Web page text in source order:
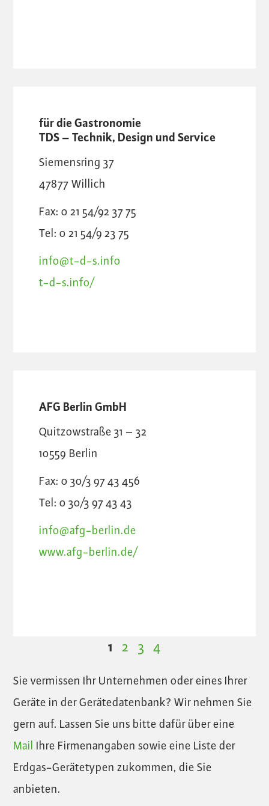
für die Gastronomie
TDS – Technik, Design und Service
Siemensring 37
47877 Willich
Fax: 0 21 54/92 37 75
Tel: 0 21 54/9 23 75
info@t-d-s.info
t-d-s.info/
AFG Berlin GmbH
Quitzowstraße 31 – 32
10559 Berlin
Fax: 0 30/3 97 43 456
Tel: 0 30/3 97 43 43
info@afg-berlin.de
www.afg-berlin.de/
1 2 3 4
Sie vermissen Ihr Unternehmen oder eines Ihrer
Geräte in der Gerätedatenbank? Wir nehmen Sie
gern auf. Lassen Sie uns bitte dafür über eine
Mail
Ihre Firmenangaben sowie eine Liste der
Erdgas-Gerätetypen zukommen, die Sie
anbieten.